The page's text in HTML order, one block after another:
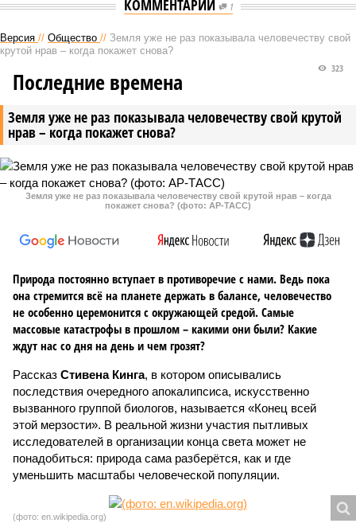
КОММЕНТАРИИ 1
Версия // Общество // Земля уже не раз показывала человечеству свой
крутой нрав – когда покажет снова?
Земля уже не раз показывала человечеству свой крутой
нрав – когда покажет снова?
323
Последние времена
Земля уже не раз показывала человечеству свой крутой нрав – когда
покажет снова? (фото: АР-ТАСС)
Природа постоянно вступает в противоречие с нами. Ведь пока
она стремится всё на планете держать в балансе, человечество
не особенно церемонится с окружающей средой. Самые
массовые катастрофы в прошлом – какими они были? Какие
ждут нас со дня на день и чем грозят?
Рассказ Стивена Кинга, в котором описывались
последствия очередного апокалипсиса, искусственно
вызванного группой биологов, называется «Конец всей
этой мерзости». В реальной жизни участия пытливых
исследователей в организации конца света может не
понадобиться: природа сама разберётся, как и где
уменьшить масштабы человеческой популяции.
(фото: en.wikipedia.org)